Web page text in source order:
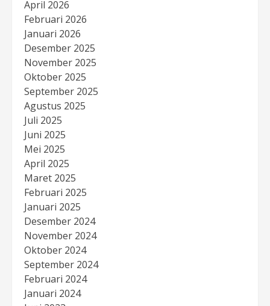
April 2026
Februari 2026
Januari 2026
Desember 2025
November 2025
Oktober 2025
September 2025
Agustus 2025
Juli 2025
Juni 2025
Mei 2025
April 2025
Maret 2025
Februari 2025
Januari 2025
Desember 2024
November 2024
Oktober 2024
September 2024
Februari 2024
Januari 2024